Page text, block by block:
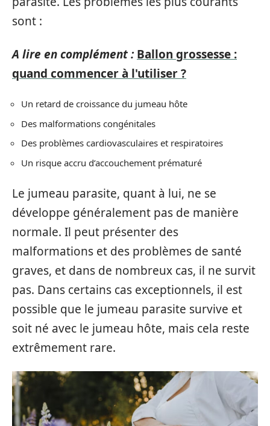
sont :
A lire en complément : Ballon grossesse :
quand commencer à l'utiliser ?
Un retard de croissance du jumeau hôte
Des malformations congénitales
Des problèmes cardiovasculaires et respiratoires
Un risque accru d’accouchement prématuré
Le jumeau parasite, quant à lui, ne se
développe généralement pas de manière
normale. Il peut présenter des
malformations et des problèmes de santé
graves, et dans de nombreux cas, il ne survit
pas. Dans certains cas exceptionnels, il est
possible que le jumeau parasite survive et
soit né avec le jumeau hôte, mais cela reste
extrêmement rare.